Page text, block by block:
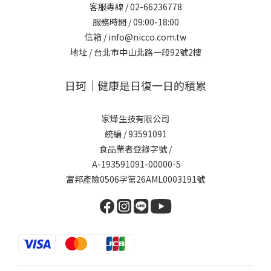
客服專線 /02-66236778
服務時間 / 09:00-18:00
信箱 /info@nicco.com.tw
地址 /台北市中山北路一段92號2樓
日珂｜健康是日復一日的積累
家燁生技有限公司
統編 / 93591091
食品業者登錄字號 /
A-193591091-00000-5
富邦產險0506字第26AML0003191號